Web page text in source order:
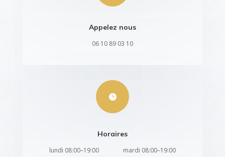
Appelez nous
06 10 89 03 10

Horaires
lundi 08:00–19:00 mardi 08:00–19:00